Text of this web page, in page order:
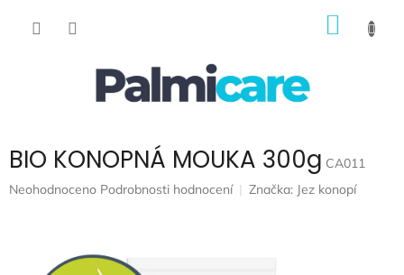
BIO KONOPNÁ MOUKA 300g CA011
Průměrné
Neohodnoceno Podrobnosti hodnocení Značka: Jez konopí